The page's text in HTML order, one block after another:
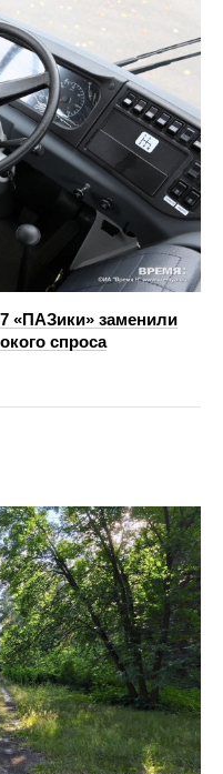
«ПАЗики» заменили
спроса